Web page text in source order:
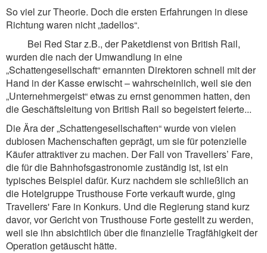
So viel zur Theorie. Doch die ersten Erfahrungen in diese
Richtung waren nicht „tadellos“.
Bei Red Star z.B., der Paketdienst von British Rail,
wurden die nach der Umwandlung in eine
„Schattengesellschaft“ ernannten Direktoren schnell mit der
Hand in der Kasse erwischt – wahrscheinlich, weil sie den
„Unternehmergeist“ etwas zu ernst genommen hatten, den
die Geschäftsleitung von British Rail so begeistert feierte...
Die Ära der „Schattengesellschaften“ wurde von vielen
dubiosen Machenschaften geprägt, um sie für potenzielle
Käufer attraktiver zu machen. Der Fall von Travellers’ Fare,
die für die Bahnhofsgastronomie zuständig ist, ist ein
typisches Beispiel dafür. Kurz nachdem sie schließlich an
die Hotelgruppe Trusthouse Forte verkauft wurde, ging
Travellers' Fare in Konkurs. Und die Regierung stand kurz
davor, vor Gericht von Trusthouse Forte gestellt zu werden,
weil sie ihn absichtlich über die finanzielle Tragfähigkeit der
Operation getäuscht hätte.